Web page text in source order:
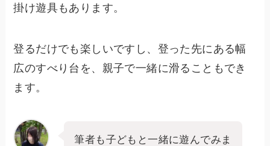
掛け遊具もあります。
登るだけでも楽しいですし、登った先にある幅
広のすべり台を、親子で一緒に滑ることもでき
ます。
筆者も子どもと一緒に遊んでみま